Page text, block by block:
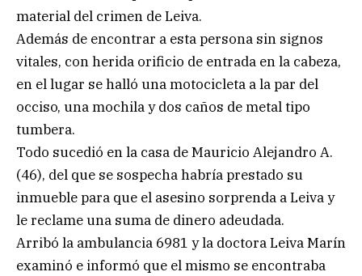
material del crimen de Leiva.
Además de encontrar a esta persona sin signos
vitales, con herida orificio de entrada en la cabeza,
en el lugar se halló una motocicleta a la par del
occiso, una mochila y dos caños de metal tipo
tumbera.
Todo sucedió en la casa de Mauricio Alejandro A.
(46), del que se sospecha habría prestado su
inmueble para que el asesino sorprenda a Leiva y
le reclame una suma de dinero adeudada.
Arribó la ambulancia 6981 y la doctora Leiva Marín
examinó e informó que el mismo se encontraba